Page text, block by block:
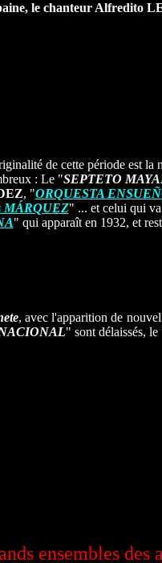
le chanteur Alfredito
de cette période est la
: Le "SEPTETO
, "ORQUESTA
MÁRQUEZ" ... et celui qui
" qui apparaît en 1932, et
, avec l'apparition de
" sont délaissés, le
ensembles des